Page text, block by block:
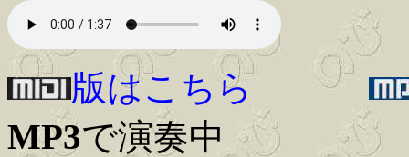
版はこちら
MP3で演奏中